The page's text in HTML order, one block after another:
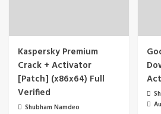
Kaspersky Premium
Crack + Activator
[Patch] (x86x64) Full
Verified
Shubham Namdeo